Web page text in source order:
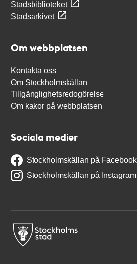
Stadsbiblioteket
Stadsarkivet
Om webbplatsen
Kontakta oss
Om Stockholmskällan
Tillgänglighetsredogörelse
Om kakor på webbplatsen
Sociala medier
Stockholmskällan på Facebook
Stockholmskällan på Instagram